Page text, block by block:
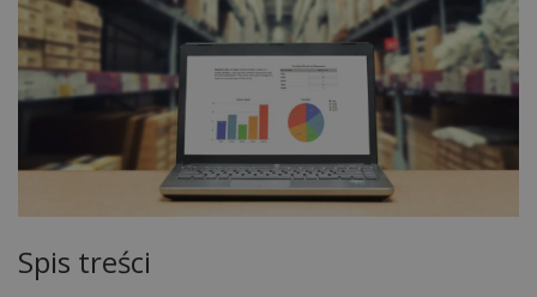
Spis treści